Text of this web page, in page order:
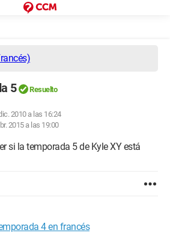
5 Resuelto
2010 a las 16:24
2015 a las 19:00
si la temporada 5 de Kyle XY está
4 en francés